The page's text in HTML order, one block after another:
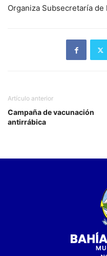
Organiza Subsecretaría
Artículo anterior
Campaña de vacunación
antirrábica